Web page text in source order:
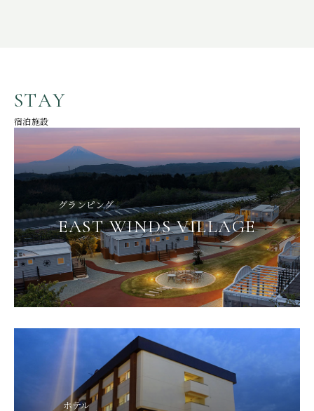
STAY
宿泊施設
グランピング
EAST WINDS VILLAGE
ホテル